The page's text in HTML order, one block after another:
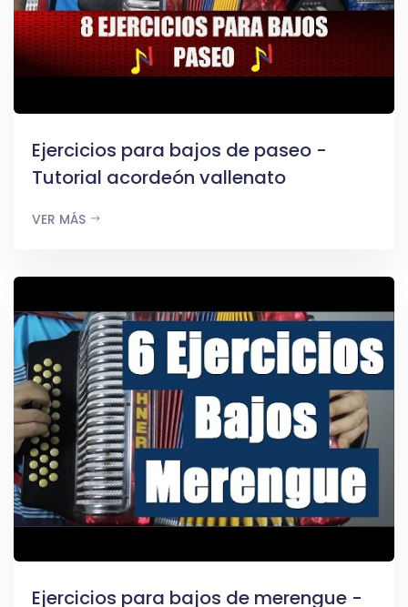
Ejercicios para bajos de paseo -
Tutorial acordeón vallenato
VER MÁS
Ejercicios para bajos de merengue -